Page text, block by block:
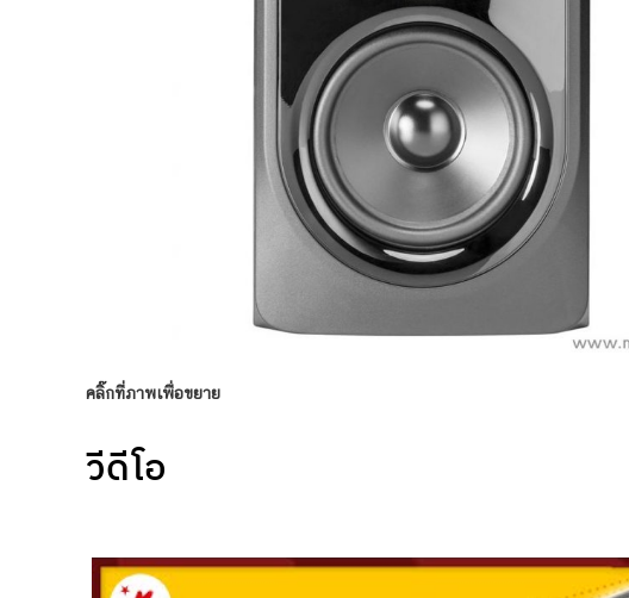
คลิ๊กที่ภาพเพื่อขยาย
วีดีโอ